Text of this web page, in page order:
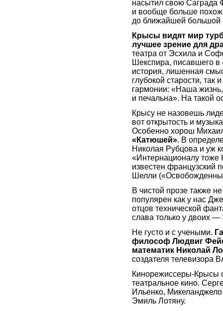
насытил свою Саграда
и вообще больше
до ближайшей большой
Крысы видят мир
лучшее зрение для
театра от Эсхила и
Шекспира, писавшего
история, лишенная
глубокой старости,
гармонии: «Наша
и печальна». На такой
Крысу не назовешь
вот открытость и
Особенно хорош
«Катюшей». В
Николая Рубцова и уж
«Интернационалу
известен французский
Шелли
В чистой прозе также
популярен как у нас
отцов технической
слава только у двоих
Не густо и с учеными.
философ Людвиг
математик Николай
создателя телевизора
Кинорежиссеры-Крысы
театральное кино.
Ильенко,
Эмиль Лотяну.